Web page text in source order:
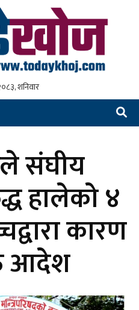
संघीय
हालेको ४
कारण
आदेश